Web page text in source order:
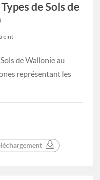
de Sols de
de Wallonie au
représentant les